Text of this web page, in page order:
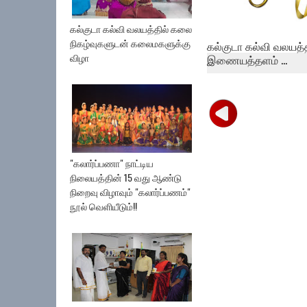
கல்குடா கல்வி வலயத்தில் கலை
நிகழ்வுகளுடன் கலைமகளுக்கு
விழா
"கலார்ப்பணா" நாட்டிய
நிலையத்தின் 15 வது ஆண்டு
நிறைவு விழாவும் "கலார்ப்பணம்"
நூல் வெளியீடும்!!
கல்குடா கல்வி
இணையத்தளம் ...